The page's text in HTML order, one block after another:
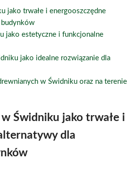
jako trwałe i energooszczędne
jako estetyczne i funkcjonalne
jako idealne rozwiązanie dla
w Świdniku oraz na terenie
w Świdniku jako trwałe i
dla